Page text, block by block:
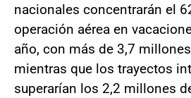
nacionales concentrarán el
operación aérea en
año, con más de 3,7
mientras que los trayectos
superarían los 2,2 millones